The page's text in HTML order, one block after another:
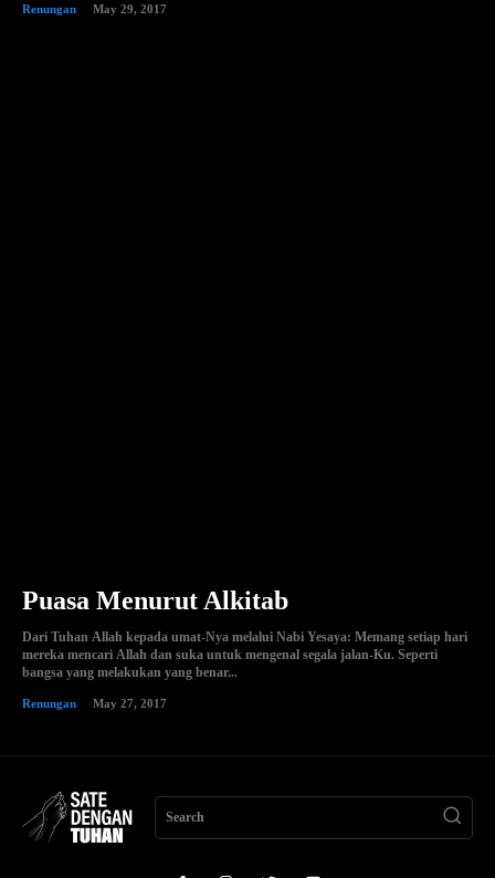
Renungan May 29, 2017
Puasa Menurut Alkitab
Dari Tuhan Allah kepada umat-Nya melalui Nabi Yesaya: Memang setiap hari
mereka mencari Allah dan suka untuk mengenal segala jalan-Ku. Seperti
bangsa yang melakukan yang benar...
Renungan May 27, 2017
Search